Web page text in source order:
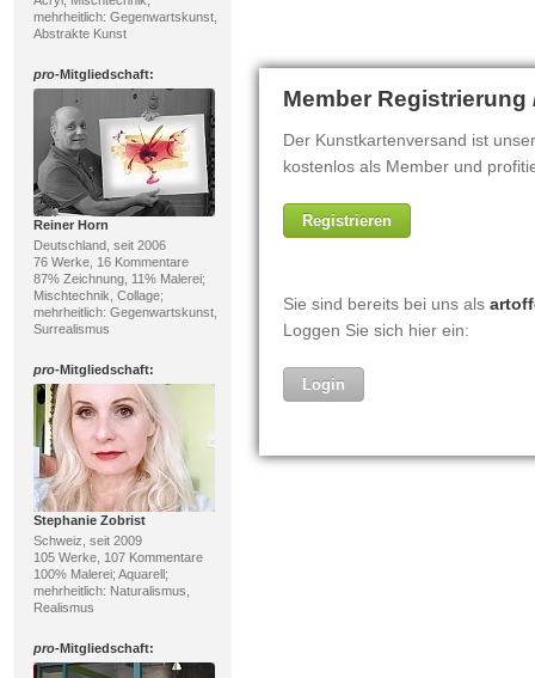
mehrheitlich: Gegenwartskunst,
Abstrakte Kunst
pro-Mitgliedschaft:
Reiner Horn
Deutschland, seit 2006
76 Werke, 16 Kommentare
87% Zeichnung, 11% Malerei;
Mischtechnik, Collage;
mehrheitlich: Gegenwartskunst,
Surrealismus
pro-Mitgliedschaft:
Stephanie Zobrist
Schweiz, seit 2009
105 Werke, 107 Kommentare
100% Malerei; Aquarell;
mehrheitlich: Naturalismus,
Realismus
pro-Mitgliedschaft: